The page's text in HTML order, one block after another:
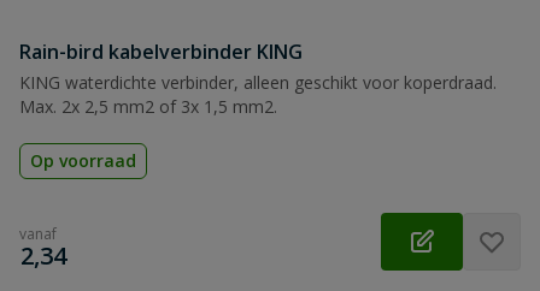
Rain-bird kabelverbinder KING
KING waterdichte verbinder, alleen geschikt voor koperdraad.
Max. 2x 2,5 mm2 of 3x 1,5 mm2.
Op voorraad
vanaf
€
2,34